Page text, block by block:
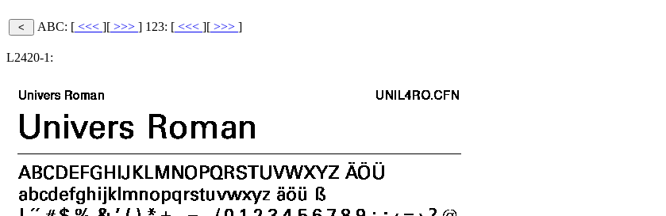
ABC: [ <<< ][ >>> ] 123: [ <<< ][ >>> ]
L2420-1: